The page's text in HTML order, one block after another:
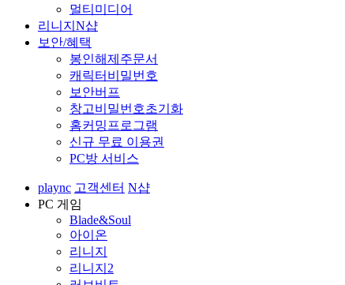
멀티미디어
리니지N샵
보안/혜택
봉인해제주문서
캐릭터비밀번호
보안버프
창고비밀번호초기화
홈커밍프로그램
신규 무료 이용권
PC방 서비스
plaync 고객센터 N샵
PC 게임
Blade&Soul
아이온
리니지
리니지2